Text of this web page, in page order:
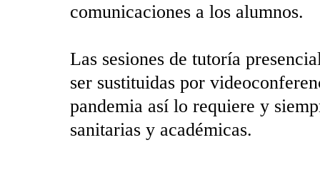
comunicaciones a los alumnos.
Las sesiones de tutoría
ser sustituidas por
pandemia así lo requiere y
sanitarias y académicas.